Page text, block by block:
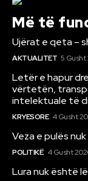
Më të
Ujërat e qeta –
AKTUALITET 5 Gusht
Letër e hapur
vërtetën,
intelektuale të
KRYESORE 4 Gusht
Veza e pulës
POLITIKË 4 Gusht
Lura nuk është